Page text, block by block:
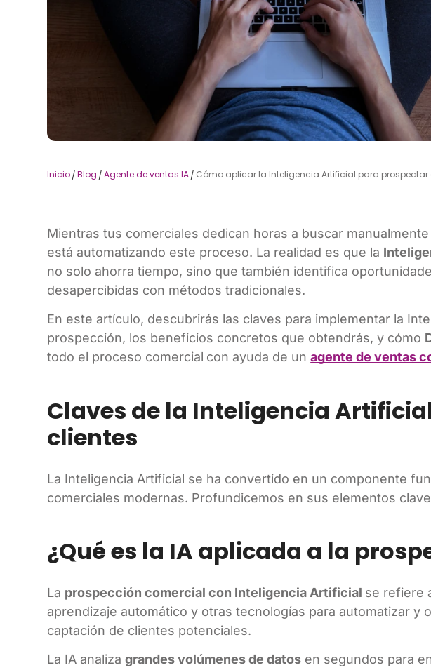
Inicio/Blog /Agente de ventas IA/ Cómo aplicar la Inteligencia Artificial para prospectar
Mientras tus comerciales dedican horas a buscar
está automatizando este proceso. La realidad es que la
no solo ahorra tiempo, sino que también identifica
desapercibidas con métodos tradicionales.
En este artículo, descubrirás las claves para implementar la
prospección, los beneficios concretos que obtendrás, y cómo
todo el proceso comercial con ayuda de unagente de ventas
Claves de la Inteligencia
clientes
La Inteligencia Artificial se ha convertido en un componente
comerciales modernas. Profundicemos en sus elementos
¿Qué es la IA aplicada a la
La prospección comercial con Inteligencia Artificial se refiere
aprendizaje automático y otras tecnologías para automatizar y
captación de clientes potenciales.
La IA analizagrandes volúmenes de datos en segundos para